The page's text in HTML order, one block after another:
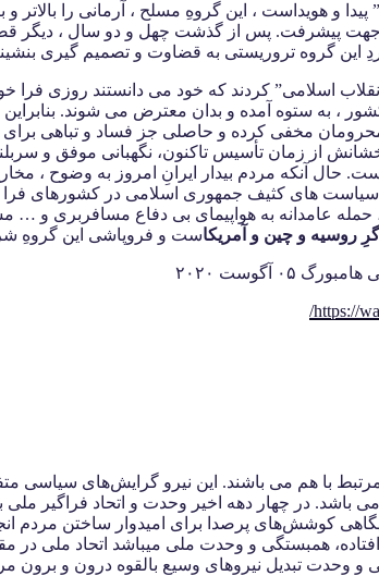
پیدا و هویداست ، این گروهِ مسلح ، آرمانی را
جهت پیشرفت. پس از گذشت چهل و دو سال ، دیگر
این گروه تروریستی به قضاوت و تصمیم گیری
، به ستوه آمده و بدان معترض می شوند. بنابراین
مخفی کرده و حاصلی جز فساد و تباهی برای
از زمان تأسیس تاکنون، نگهبانی موفق و
حال آنکه مردم بیدار ایرانِ امروز به وضوح ،
سیاست های کثیف جمهوری اسلامی در کشورهای
حمله عامدانه به هواپیمای بی دفاع مسافربری و
روسیه و چین و آمریکاست و فروپاشی این گروهِ
آگوست ۲۰۲۰
https://
مرتبط با هم می باشند. این نیرو گرایش‌های سیاسی
باشد. در چهار دهه اخیر وحدت و اتحاد فراگیر
کوشش‌های پرصدا برای امیدوار ساختن مردم
همبستگی و وحدت ملی میباشد اتحاد ملی در
وحدت تبدیل نیروهای وسیع بالقوه درون و برون